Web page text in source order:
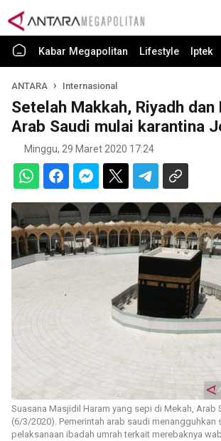
Kabar Megapolitan Lifestyle Iptek
ANTARA Internasional
Setelah Makkah, Riyadh dan
Arab Saudi mulai karantina
Minggu, 29 Maret 2020 17:24
Suasana Masjidil Haram yang sepi di Mekah, Arab
(6/3/2020). Pemerintah arab saudi menangguhkan
pelaksanaan ibadah umrah terkait merebaknya